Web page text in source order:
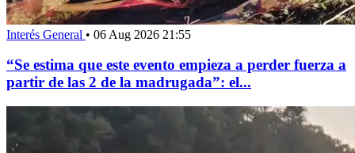
Interés General • 06 Aug 2026 21:55
“Se estima que este evento empieza a perder fuerza a
partir de las 2 de la madrugada”: el...